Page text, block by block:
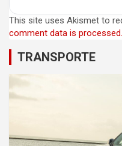
This site uses Akismet to
comment data is processed.
TRANSPORTE